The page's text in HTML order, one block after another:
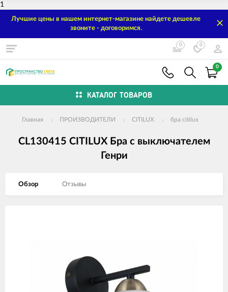
1
Лучшие цены в нашем интернет-магазине найдете дешевле
звоните - договоримся.
0 0
0
КАТАЛОГ ТОВАРОВ
Главная ПРОИЗВОДИТЕЛИ CITILUX бра citilux
CL130415 CITILUX Бра с выключателем
Генри
Обзор Отзывы